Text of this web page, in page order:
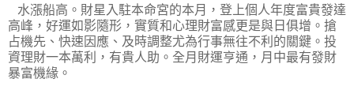
水漲船高。財星入駐本命宮的本月，登上個人年度富貴發達
高峰，好運如影隨形，實質和心理財富感更是與日俱增。搶
占機先、快速因應、及時調整尤為行事無往不利的關鍵。投
資理財一本萬利，有貴人助。全月財運亨通，月中最有發財
暴富機緣。